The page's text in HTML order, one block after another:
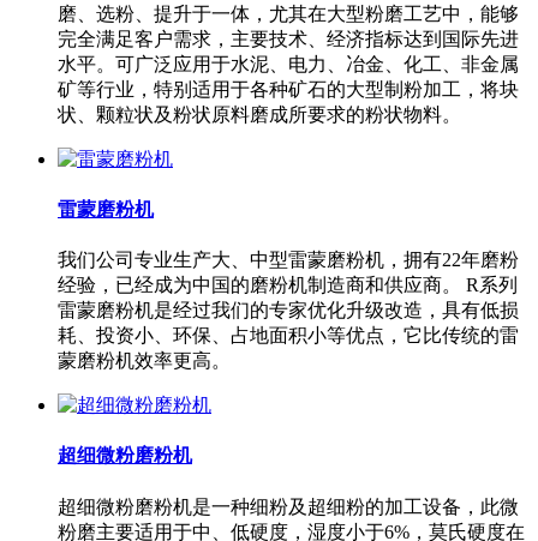
磨、选粉、提升于一体，尤其在大型粉磨工艺中，能够
完全满足客户需求，主要技术、经济指标达到国际先进
水平。可广泛应用于水泥、电力、冶金、化工、非金属
矿等行业，特别适用于各种矿石的大型制粉加工，将块
状、颗粒状及粉状原料磨成所要求的粉状物料。
雷蒙磨粉机
我们公司专业生产大、中型雷蒙磨粉机，拥有22年磨粉
经验，已经成为中国的磨粉机制造商和供应商。 R系列
雷蒙磨粉机是经过我们的专家优化升级改造，具有低损
耗、投资小、环保、占地面积小等优点，它比传统的雷
蒙磨粉机效率更高。
超细微粉磨粉机
超细微粉磨粉机是一种细粉及超细粉的加工设备，此微
粉磨主要适用于中、低硬度，湿度小于6%，莫氏硬度在